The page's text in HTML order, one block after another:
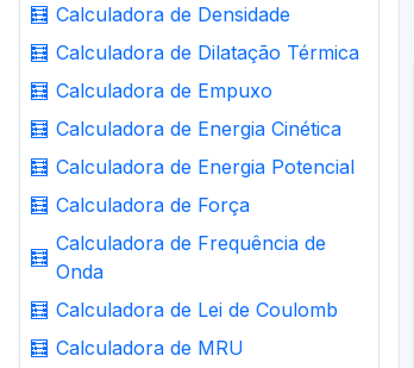
🧮 Calculadora de Densidade
🧮 Calculadora de Dilatação Térmica
🧮 Calculadora de Empuxo
🧮 Calculadora de Energia Cinética
🧮 Calculadora de Energia Potencial
🧮 Calculadora de Força
🧮
Calculadora de Frequência de
Onda
🧮 Calculadora de Lei de Coulomb
🧮 Calculadora de MRU